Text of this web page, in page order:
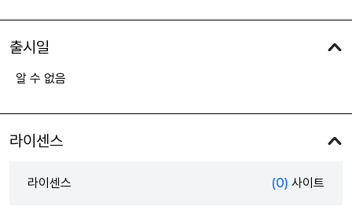
출시일
알 수 없음
라이센스
라이센스 (0) 사이트